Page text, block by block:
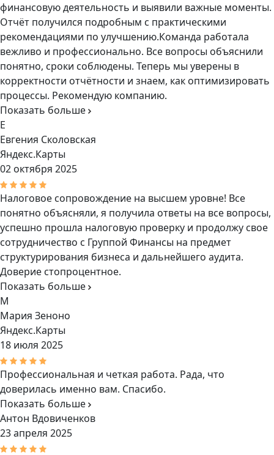
финансовую деятельность и выявили важные моменты.
Отчёт получился подробным с практическими
рекомендациями по улучшению.Команда работала
вежливо и профессионально. Все вопросы объяснили
понятно, сроки соблюдены. Теперь мы уверены в
корректности отчётности и знаем, как оптимизировать
процессы. Рекомендую компанию.
Показать больше
Е
Евгения Сколовская
Яндекс.Карты
02 октября 2025
Налоговое сопровождение на высшем уровне! Все
понятно объясняли, я получила ответы на все вопросы,
успешно прошла налоговую проверку и продолжу свое
сотрудничество с Группой Финансы на предмет
структурирования бизнеса и дальнейшего аудита.
Доверие стопроцентное.
Показать больше
М
Мария Зеноно
Яндекс.Карты
18 июля 2025
Профессиональная и четкая работа. Рада, что
доверилась именно вам. Спасибо.
Показать больше
Антон Вдовиченков
23 апреля 2025